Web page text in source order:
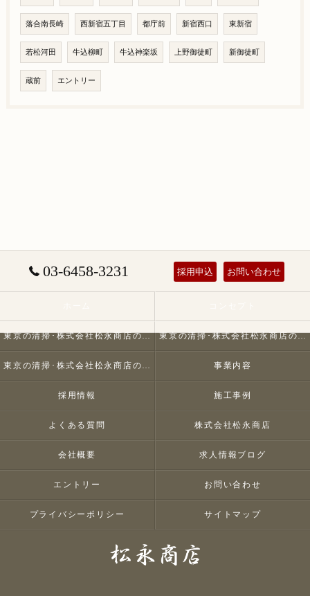
落合南長崎 西新宿五丁目 都庁前 新宿西口 東新宿
若松河田 牛込柳町 牛込神楽坂 上野御徒町 新御徒町
蔵前 エントリー
03-6458-3231 採用申込 お問い合わせ
東京の清掃･株式会社松永商店の口コミ情報 東京の清掃･株式会社松永商店の評判
東京の清掃･株式会社松永商店のお客様の声 事業内容
採用情報 施工事例
よくある質問 株式会社松永商店
会社概要 求人情報ブログ
エントリー お問い合わせ
プライバシーポリシー サイトマップ